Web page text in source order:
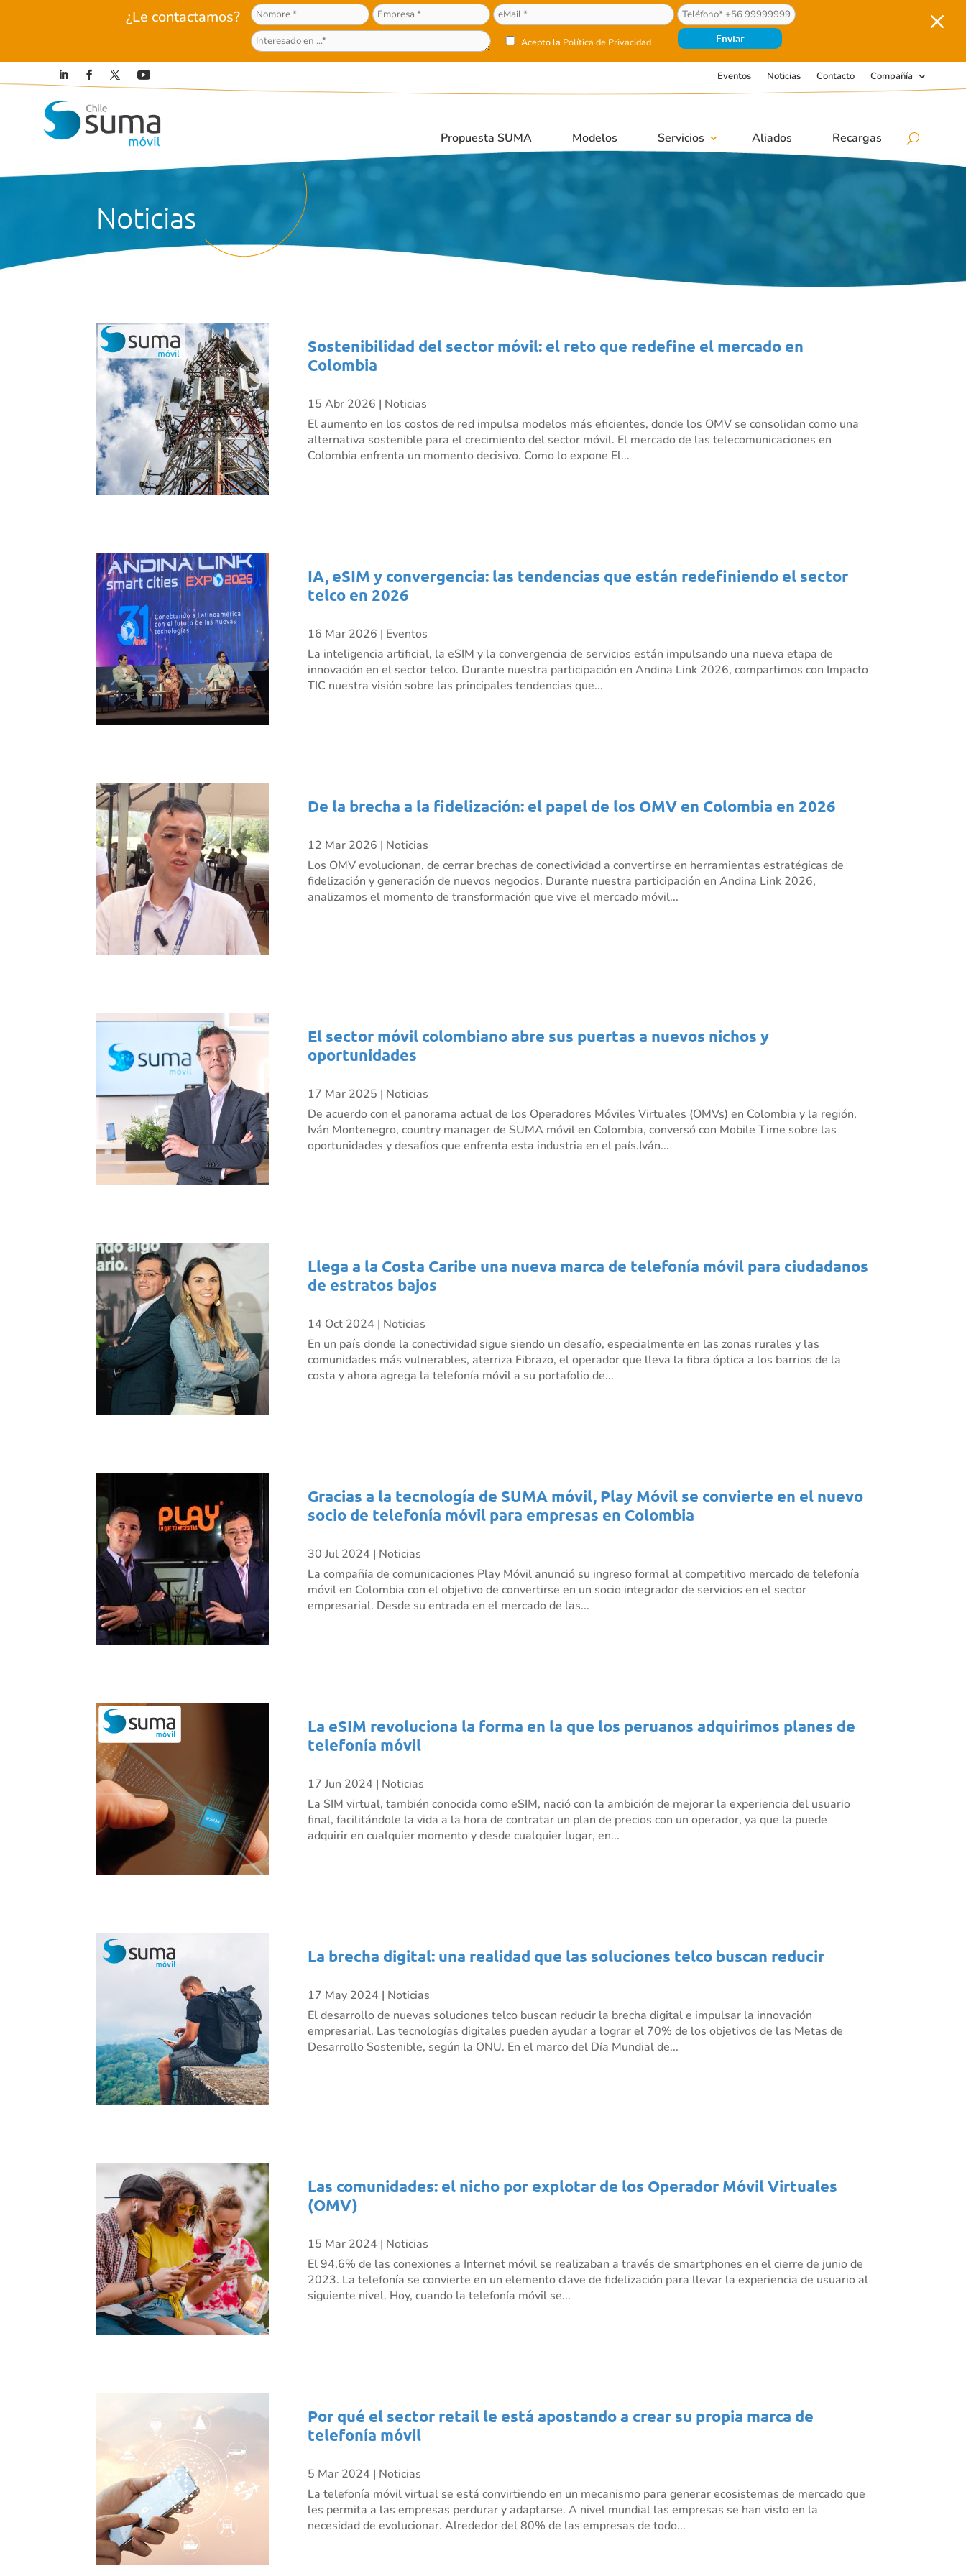
¿Le contactamos?
Acepto la Política de Privacidad
M
Eventos Noticias Contacto Compañía
Propuesta SUMA Modelos Servicios Aliados Recargas
Noticias
Sostenibilidad del sector móvil: el reto que redefine el mercado en
Colombia
15 Abr 2026 | Noticias
El aumento en los costos de red impulsa modelos más eficientes, donde los OMV se consolidan como una
alternativa sostenible para el crecimiento del sector móvil. El mercado de las telecomunicaciones en
Colombia enfrenta un momento decisivo. Como lo expone El...
IA, eSIM y convergencia: las tendencias que están redefiniendo el sector
telco en 2026
16 Mar 2026 | Eventos
La inteligencia artificial, la eSIM y la convergencia de servicios están impulsando una nueva etapa de
innovación en el sector telco. Durante nuestra participación en Andina Link 2026, compartimos con Impacto
TIC nuestra visión sobre las principales tendencias que...
De la brecha a la fidelización: el papel de los OMV en Colombia en 2026
12 Mar 2026 | Noticias
Los OMV evolucionan, de cerrar brechas de conectividad a convertirse en herramientas estratégicas de
fidelización y generación de nuevos negocios. Durante nuestra participación en Andina Link 2026,
analizamos el momento de transformación que vive el mercado móvil...
El sector móvil colombiano abre sus puertas a nuevos nichos y
oportunidades
17 Mar 2025 | Noticias
De acuerdo con el panorama actual de los Operadores Móviles Virtuales (OMVs) en Colombia y la región,
Iván Montenegro, country manager de SUMA móvil en Colombia, conversó con Mobile Time sobre las
oportunidades y desafíos que enfrenta esta industria en el país.Iván...
Llega a la Costa Caribe una nueva marca de telefonía móvil para ciudadanos
de estratos bajos
14 Oct 2024 | Noticias
En un país donde la conectividad sigue siendo un desafío, especialmente en las zonas rurales y las
comunidades más vulnerables, aterriza Fibrazo, el operador que lleva la fibra óptica a los barrios de la
costa y ahora agrega la telefonía móvil a su portafolio de...
Gracias a la tecnología de SUMA móvil, Play Móvil se convierte en el nuevo
socio de telefonía móvil para empresas en Colombia
30 Jul 2024 | Noticias
La compañía de comunicaciones Play Móvil anunció su ingreso formal al competitivo mercado de telefonía
móvil en Colombia con el objetivo de convertirse en un socio integrador de servicios en el sector
empresarial. Desde su entrada en el mercado de las...
La eSIM revoluciona la forma en la que los peruanos adquirimos planes de
telefonía móvil
17 Jun 2024 | Noticias
La SIM virtual, también conocida como eSIM, nació con la ambición de mejorar la experiencia del usuario
final, facilitándole la vida a la hora de contratar un plan de precios con un operador, ya que la puede
adquirir en cualquier momento y desde cualquier lugar, en...
La brecha digital: una realidad que las soluciones telco buscan reducir
17 May 2024 | Noticias
El desarrollo de nuevas soluciones telco buscan reducir la brecha digital e impulsar la innovación
empresarial. Las tecnologías digitales pueden ayudar a lograr el 70% de los objetivos de las Metas de
Desarrollo Sostenible, según la ONU. En el marco del Día Mundial de...
Las comunidades: el nicho por explotar de los Operador Móvil Virtuales
(OMV)
15 Mar 2024 | Noticias
El 94,6% de las conexiones a Internet móvil se realizaban a través de smartphones en el cierre de junio de
2023. La telefonía se convierte en un elemento clave de fidelización para llevar la experiencia de usuario al
siguiente nivel. Hoy, cuando la telefonía móvil se...
Por qué el sector retail le está apostando a crear su propia marca de
telefonía móvil
5 Mar 2024 | Noticias
La telefonía móvil virtual se está convirtiendo en un mecanismo para generar ecosistemas de mercado que
les permita a las empresas perdurar y adaptarse. A nivel mundial las empresas se han visto en la
necesidad de evolucionar. Alrededor del 80% de las empresas de todo...